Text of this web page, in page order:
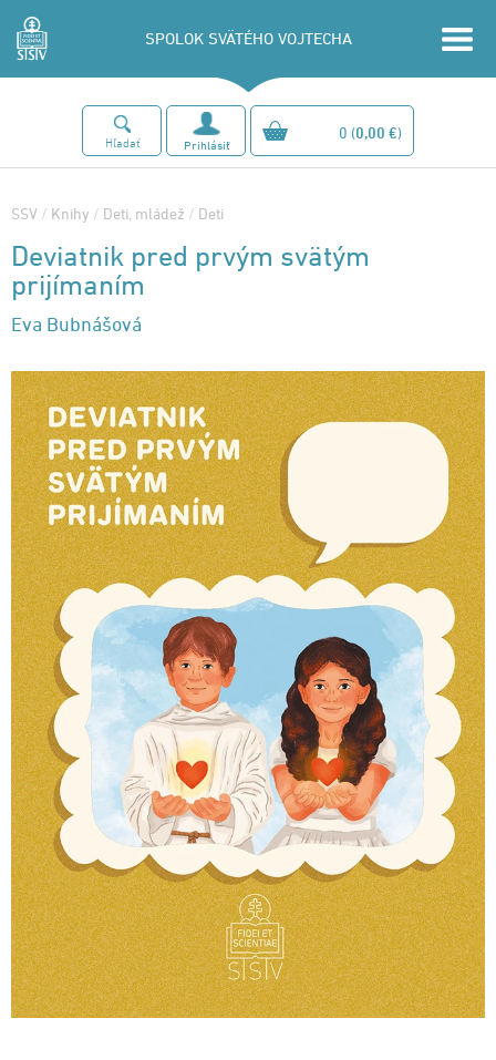
SPOLOK SVÄTÉHO VOJTECHA
Hľadať Prihlásiť
0 (0,00 €)
SSV / Knihy / Deti, mládež / Deti
Deviatnik pred prvým svätým
prijímaním
Eva Bubnášová